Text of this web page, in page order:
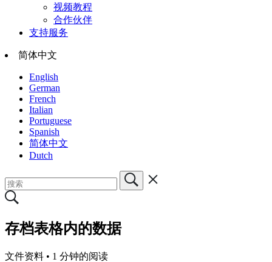
视频教程
合作伙伴
支持服务
简体中文
English
German
French
Italian
Portuguese
Spanish
简体中文
Dutch
存档表格内的数据
文件资料 • 1 分钟的阅读